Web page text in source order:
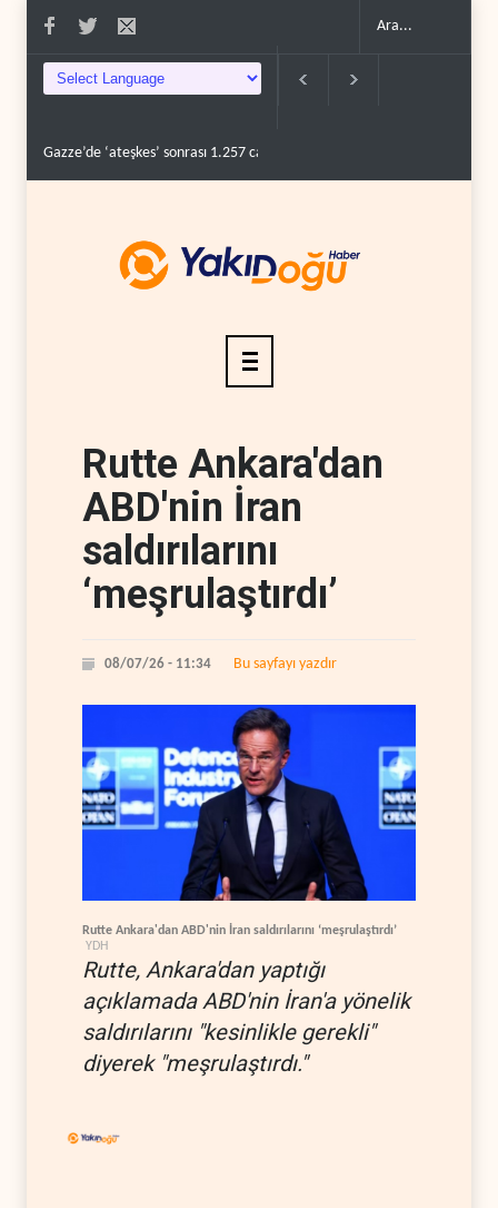
Gazze’de ‘ateşkes’ sonrası 1.257 can kaybı..
Rutte Ankara'dan
ABD'nin İran
saldırılarını
‘meşrulaştırdı’
08/07/26 - 11:34 Bu sayfayı yazdır
Rutte Ankara'dan ABD'nin İran saldırılarını ‘meşrulaştırdı’
YDH
Rutte, Ankara'dan yaptığı
açıklamada ABD'nin İran'a yönelik
saldırılarını "kesinlikle gerekli"
diyerek "meşrulaştırdı."